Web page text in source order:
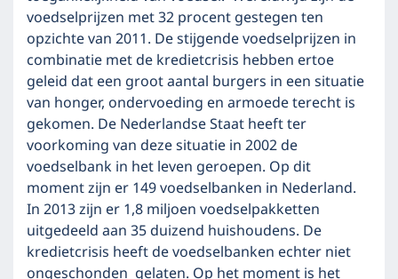
voedselprijzen met 32 procent gestegen ten
opzichte van 2011. De stijgende voedselprijzen in
combinatie met de kredietcrisis hebben ertoe
geleid dat een groot aantal burgers in een situatie
van honger, ondervoeding en armoede terecht is
gekomen. De Nederlandse Staat heeft ter
voorkoming van deze situatie in 2002 de
voedselbank in het leven geroepen. Op dit
moment zijn er 149 voedselbanken in Nederland.
In 2013 zijn er 1,8 miljoen voedselpakketten
uitgedeeld aan 35 duizend huishoudens. De
kredietcrisis heeft de voedselbanken echter niet
ongeschonden gelaten. Op het moment is het